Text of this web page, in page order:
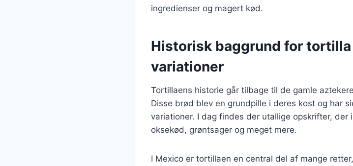
ingredienser og magert kød.
Historisk baggrund for
variationer
Tortillaens historie går tilbage til de gamle
Disse brød blev en grundpille i deres kost og har
variationer. I dag findes der utallige opskrifter, der
oksekød, grøntsager og meget mere.
I Mexico er tortillaen en central del af mange